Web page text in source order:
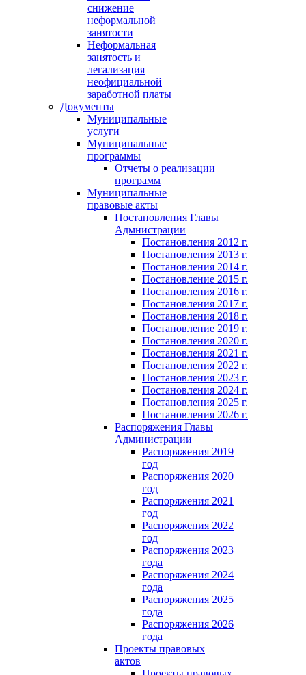
снижение
неформальной
занятости
Неформальная
занятость и
легализация
неофициальной
заработной платы
Документы
Муниципальные
услуги
Муниципальные
программы
Отчеты о реализации
программ
Муниципальные
правовые акты
Постановления Главы
Адмнистрации
Постановления 2012 г.
Постановления 2013 г.
Постановления 2014 г.
Постановление 2015 г.
Постановления 2016 г.
Постановления 2017 г.
Постановления 2018 г.
Постановление 2019 г.
Постановления 2020 г.
Постановления 2021 г.
Постановления 2022 г.
Постановления 2023 г.
Постановления 2024 г.
Постановления 2025 г.
Постановления 2026 г.
Распоряжения Главы
Администрации
Распоряжения 2019
год
Распоряжения 2020
год
Распоряжения 2021
год
Распоряжения 2022
год
Распоряжения 2023
года
Распоряжения 2024
года
Распоряжения 2025
года
Распоряжения 2026
года
Проекты правовых
актов